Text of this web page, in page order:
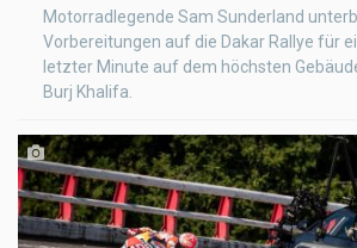
Motorradlegende Sam Sunderland
Vorbereitungen auf die Dakar Rallye für
letzter Minute auf dem höchsten
Burj Khalifa.